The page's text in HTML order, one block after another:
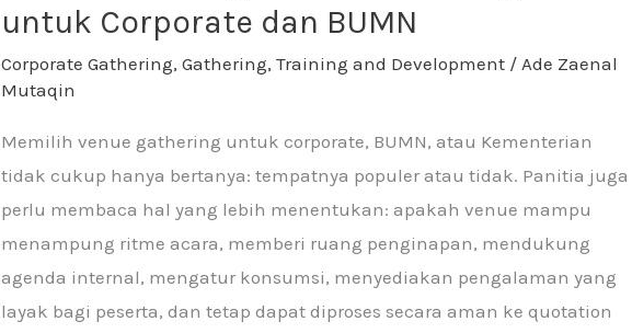
untuk Corporate dan BUMN
Corporate Gathering, Gathering, Training and Development/ Ade Zaenal
Mutaqin
Memilih venue gathering untuk corporate, BUMN, atau Kementerian
tidak cukup hanya bertanya: tempatnya populer atau tidak. Panitia juga
perlu membaca hal yang lebih menentukan: apakah venue mampu
menampung ritme acara, memberi ruang penginapan, mendukung
agenda internal, mengatur konsumsi, menyediakan pengalaman yang
layak bagi peserta, dan tetap dapat diproses secara aman ke quotation